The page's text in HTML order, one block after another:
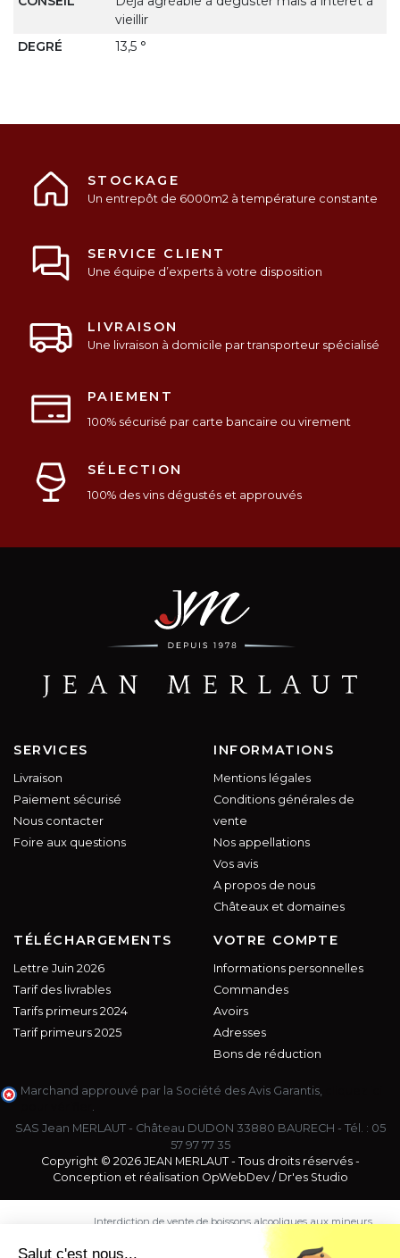
vieillir
DEGRÉ
13,5 °
STOCKAGE
Un entrepôt de 6000m2 à température constante
SERVICE CLIENT
Une équipe d’experts à votre disposition
LIVRAISON
Une livraison à domicile par transporteur spécialisé
PAIEMENT
100% sécurisé par carte bancaire ou virement
SÉLECTION
100% des vins dégustés et approuvés
SERVICES
Livraison
Paiement sécurisé
Nous contacter
Foire aux questions
INFORMATIONS
Mentions légales
Conditions générales de
vente
Nos appellations
Vos avis
A propos de nous
Châteaux et domaines
TÉLÉCHARGEMENTS
Lettre Juin 2026
Tarif des livrables
Tarifs primeurs 2024
Tarif primeurs 2025
VOTRE COMPTE
Informations personnelles
Commandes
Avoirs
Adresses
Bons de réduction
Marchand approuvé par la Société des Avis Garantis,
.
SAS Jean MERLAUT - Château DUDON 33880 BAURECH - Tél. : 05
57 97 77 35
Copyright © 2026 JEAN MERLAUT - Tous droits réservés -
Conception et réalisation OpWebDev/ Dr'es Studio
Interdiction de vente de boissons alcooliques aux mineurs
est exigée au moment de la vente en ligne.
Salut c'est nous...